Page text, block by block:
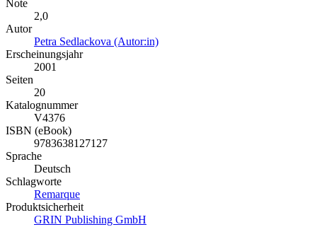
Note
2,0
Autor
Petra Sedlackova (Autor:in)
Erscheinungsjahr
2001
Seiten
20
Katalognummer
V4376
ISBN (eBook)
9783638127127
Sprache
Deutsch
Schlagworte
Remarque
Produktsicherheit
GRIN Publishing GmbH